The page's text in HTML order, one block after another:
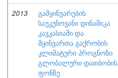
2013
გამყინვარების
საუკუნოვანი დინამიკა
კავკასიაში და
მყინვართა გაქრობის
კლიმატური პროგნოზი
გლობალური დათბობის
ფონზე